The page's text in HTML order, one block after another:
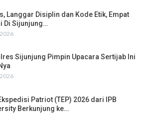
Langgar Disiplin dan Kode Etik, Empat
Di Sijunjung…
Sijunjung Pimpin Upacara Sertijab Ini
Patriot (TEP) 2026 dari IPB
Berkunjung ke…